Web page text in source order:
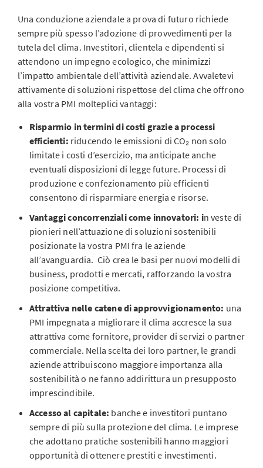
Una conduzione aziendale a prova di futuro richiede
sempre più spesso l’adozione di provvedimenti per la
tutela del clima. Investitori, clientela e dipendenti si
attendono un impegno ecologico, che minimizzi
l’impatto ambientale dell’attività aziendale. Avvaletevi
attivamente di soluzioni rispettose del clima che offrono
alla vostra PMI molteplici vantaggi:
Risparmio in termini di costi grazie a processi
efficienti: riducendo le emissioni di CO₂ non solo
limitate i costi d’esercizio, ma anticipate anche
eventuali disposizioni di legge future. Processi di
produzione e confezionamento più efficienti
consentono di risparmiare energia e risorse.
Vantaggi concorrenziali come innovatori: in veste di
pionieri nell’attuazione di soluzioni sostenibili
posizionate la vostra PMI fra le aziende
all’avanguardia. Ciò crea le basi per nuovi modelli di
business, prodotti e mercati, rafforzando la vostra
posizione competitiva.
Attrattiva nelle catene di approvvigionamento: una
PMI impegnata a migliorare il clima accresce la sua
attrattiva come fornitore, provider di servizi o partner
commerciale. Nella scelta dei loro partner, le grandi
aziende attribuiscono maggiore importanza alla
sostenibilità o ne fanno addirittura un presupposto
imprescindibile.
Accesso al capitale: banche e investitori puntano
sempre di più sulla protezione del clima. Le imprese
che adottano pratiche sostenibili hanno maggiori
opportunità di ottenere prestiti e investimenti.